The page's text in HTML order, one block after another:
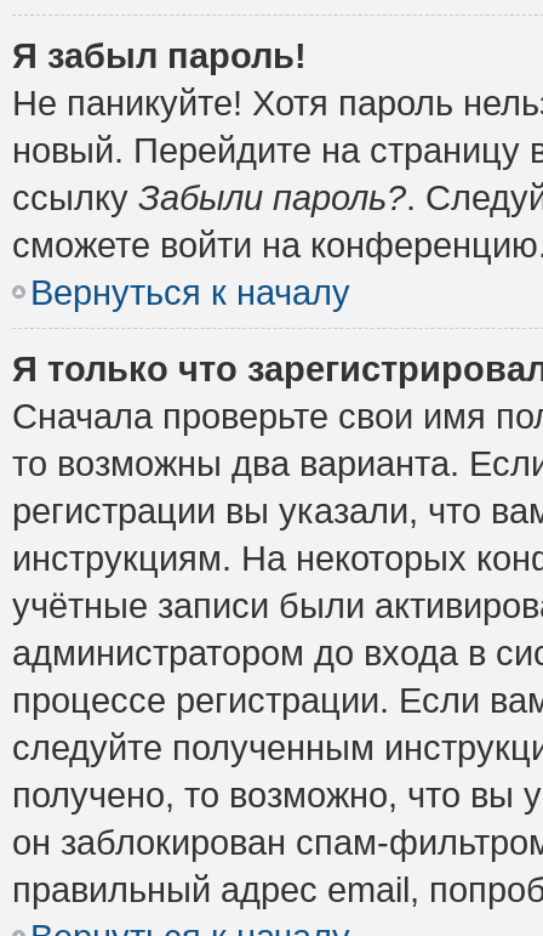
Я забыл пароль!
Не паникуйте! Хотя пароль
новый. Перейдите на
ссылку Забыли пароль?.
сможете войти на
Вернуться к началу
Я только что
Сначала проверьте свои имя
то возможны два варианта.
регистрации вы указали, что
инструкциям. На некоторых
учётные записи были
администратором до входа в
процессе регистрации. Если
следуйте полученным
получено, то возможно, что вы
он заблокирован спам-
правильный адрес email,